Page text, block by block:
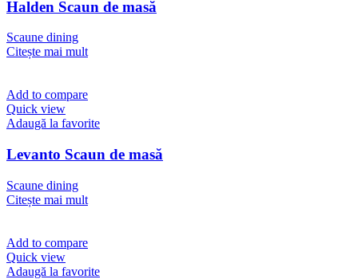
Halden Scaun de masă
Scaune dining
Citește mai mult
Add to compare
Quick view
Adaugă la favorite
Levanto Scaun de masă
Scaune dining
Citește mai mult
Add to compare
Quick view
Adaugă la favorite